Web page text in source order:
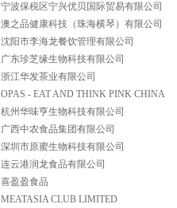
宁波保税区宁兴优贝国际贸易有限公司
澳之品健康科技（珠海横琴）有限公司
沈阳市李海龙餐饮管理有限公司
广东珍芝缘生物科技有限公司
浙江华发茶业有限公司
OPAS - EAT AND THINK PINK CHINA
杭州华味亨生物科技有限公司
广西中农食品集团有限公司
深圳市原蜜生物科技有限公司
连云港润龙食品有限公司
喜盈盈食品
MEATASIA CLUB LIMITED